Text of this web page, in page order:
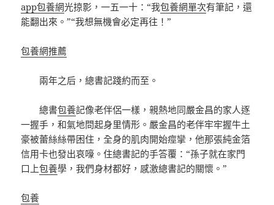
app包養網光掠影，一五一十：“我包養網單次有筆記，還
能翻出來。”“我想無機會必定再往！”
包養網推薦
兩年之后，總書記踐約而至。
總書包養記像老伴侶一樣，親熱地同嚴金昌的家人逐
一握手，和氣地問起身里情形。嚴金昌的老伴牢牢握牛土
豪被蕾絲絲帶困住，全身的肌肉開始痙攣，他那張純金箔
信用卡也發出哀嚎。住總書記的手答覆：“孫子就在家門
口上包養學，我們身材都好，感激總書記的關懷。”
包養